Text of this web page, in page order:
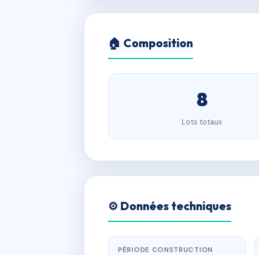
🏠 Composition
8
Lots totaux
⚙️ Données techniques
PÉRIODE CONSTRUCTION